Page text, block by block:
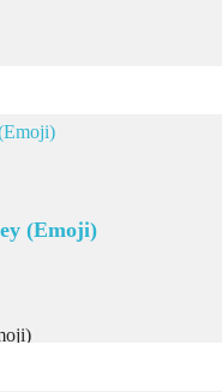
(Emoji)